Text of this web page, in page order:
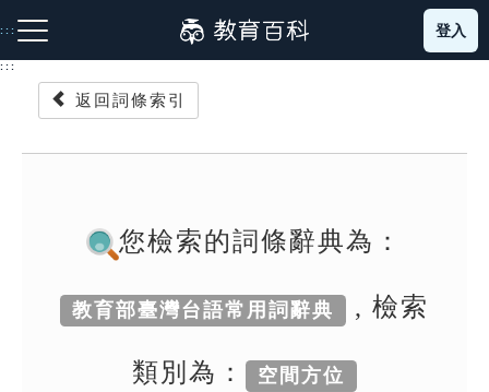
到
主
::: 登入
:::
返回詞條索引
您檢索的詞條辭典為：
教育部臺灣台語常用詞辭典 , 檢索
類別為： 空間方位